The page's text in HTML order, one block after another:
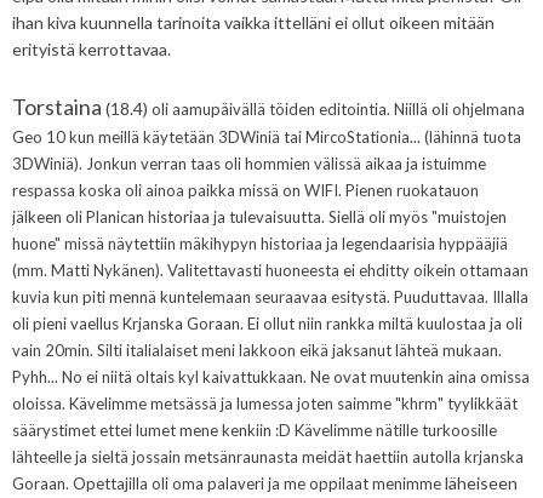
ihan kiva kuunnella tarinoita vaikka ittelläni ei ollut oikeen mitään
erityistä kerrottavaa.
Torstaina (18.4) oli aamupäivällä töiden editointia. Niillä oli ohjelmana
Geo 10 kun meillä käytetään 3DWiniä tai MircoStationia... (lähinnä tuota
3DWiniä). Jonkun verran taas oli hommien välissä aikaa ja istuimme
respassa koska oli ainoa paikka missä on WIFI. Pienen ruokatauon
jälkeen oli Planican historiaa ja tulevaisuutta. Siellä oli myös "muistojen
huone" missä näytettiin mäkihypyn historiaa ja legendaarisia hyppääjiä
(mm. Matti Nykänen). Valitettavasti huoneesta ei ehditty oikein ottamaan
kuvia kun piti mennä kuntelemaan seuraavaa esitystä. Puuduttavaa. Illalla
oli pieni vaellus Krjanska Goraan. Ei ollut niin rankka miltä kuulostaa ja oli
vain 20min. Silti italialaiset meni lakkoon eikä jaksanut lähteä mukaan.
Pyhh... No ei niitä oltais kyl kaivattukkaan. Ne ovat muutenkin aina omissa
oloissa. Kävelimme metsässä ja lumessa joten saimme "khrm" tyylikkäät
säärystimet ettei lumet mene kenkiin :D Kävelimme nätille turkoosille
lähteelle ja sieltä jossain metsänraunasta meidät haettiin autolla krjanska
Goraan. Opettajilla oli oma palaveri ja me oppilaat menimmeläheiseen